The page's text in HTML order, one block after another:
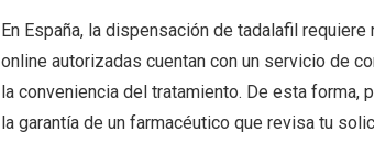
En España, la dispensación de tadalafil
online autorizadas cuentan con un servicio de
la conveniencia del tratamiento. De esta
la garantía de un farmacéutico que revisa tu